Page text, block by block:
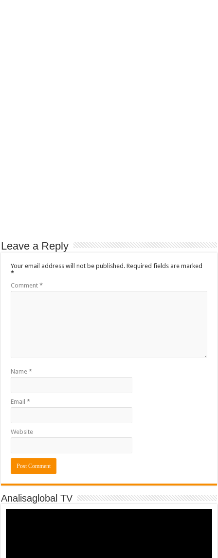
Leave a Reply
Your email address will not be published. Required fields are marked
*
Comment*
Name*
Email*
Website
Analisaglobal TV